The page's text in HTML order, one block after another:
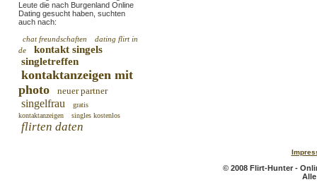
Leute die nach Burgenland Online
Dating gesucht haben, suchten
auch nach:
chat freundschaften
dating flirt in
de
kontakt singels
singletreffen
kontaktanzeigen mit
photo
neuer partner
singelfrau
gratis
kontaktanzeigen
singles kostenlos
flirten daten
© 2008 Flirt-Hunter -